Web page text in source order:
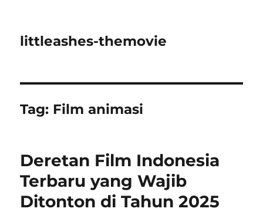
littleashes-themovie
Tag: Film animasi
Deretan Film Indonesia
Terbaru yang Wajib
Ditonton di Tahun 2025